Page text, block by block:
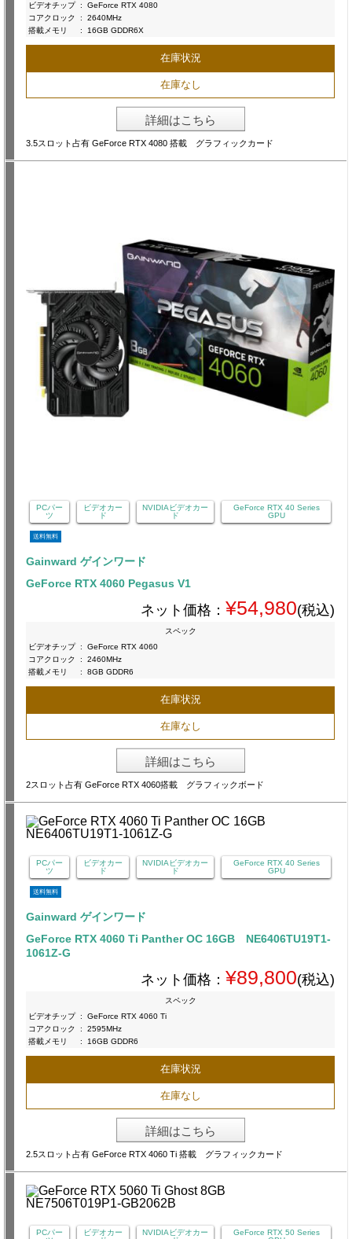
ビデオチップ :
GeForce RTX 4080
コアクロック
:
2640MHz
搭載メモリ
: 16GB GDDR6X
在庫状況
在庫なし
詳細はこちら
3.5スロット占有 GeForce RTX 4080 搭載 グラフィックカード
PCパー
ツ
ビデオカー
ド
NVIDIAビデオカー
ド
GeForce RTX 40 Series
GPU
送料無料
Gainward ゲインワード
GeForce RTX 4060 Pegasus V1
ネット価格： ¥54,980(税込)
スペック
ビデオチップ :
GeForce RTX 4060
コアクロック
:
2460MHz
搭載メモリ
: 8GB GDDR6
在庫状況
在庫なし
詳細はこちら
2スロット占有 GeForce RTX 4060搭載 グラフィックボード
PCパー
ツ
ビデオカー
ド
NVIDIAビデオカー
ド
GeForce RTX 40 Series
GPU
送料無料
Gainward ゲインワード
GeForce RTX 4060 Ti Panther OC 16GB NE6406TU19T1-
1061Z-G
ネット価格： ¥89,800(税込)
スペック
ビデオチップ :
GeForce RTX 4060 Ti
コアクロック
:
2595MHz
搭載メモリ
: 16GB GDDR6
在庫状況
在庫なし
詳細はこちら
2.5スロット占有 GeForce RTX 4060 Ti 搭載 グラフィックカード
PCパー
ビデオカー
NVIDIAビデオカー
GeForce RTX 50 Series